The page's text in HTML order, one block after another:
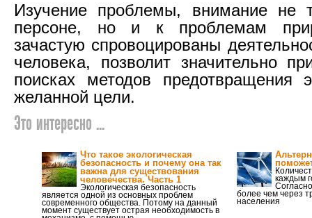
Изучение проблемы, внимание не
персоне, но и к проблемам
зачастую спровоцированы
человека, позволит значительно
поисках методов предотвращения
желанной цели.
Это интересно ...
Что такое экологическая
безопасность и почему она так
важна для существования
человечества. Часть 1
Экологическая безопасность
является одной из основных проблем
современного общества. Потому на данный
момент существует острая необходимость в
каждым
более чем через
населения